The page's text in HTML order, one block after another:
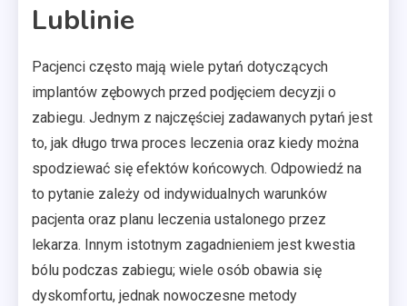
Lublinie
Pacjenci często mają wiele pytań dotyczących
implantów zębowych przed podjęciem decyzji o
zabiegu. Jednym z najczęściej zadawanych pytań jest
to, jak długo trwa proces leczenia oraz kiedy można
spodziewać się efektów końcowych. Odpowiedź na
to pytanie zależy od indywidualnych warunków
pacjenta oraz planu leczenia ustalonego przez
lekarza. Innym istotnym zagadnieniem jest kwestia
bólu podczas zabiegu; wiele osób obawia się
dyskomfortu, jednak nowoczesne metody